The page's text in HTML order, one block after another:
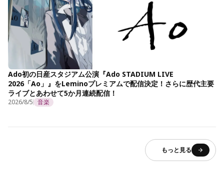
Ado初の日産スタジアム公演『Ado STADIUM LIVE
2026「Ao」』をLeminoプレミアムで配信決定！さらに歴代主要
ライブとあわせて5か月連続配信！
2026/8/5 音楽
もっと見る